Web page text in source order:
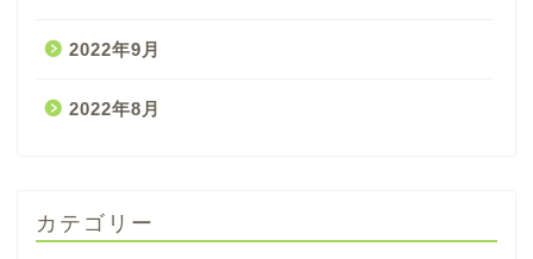
2022年9月
2022年8月
カテゴリー